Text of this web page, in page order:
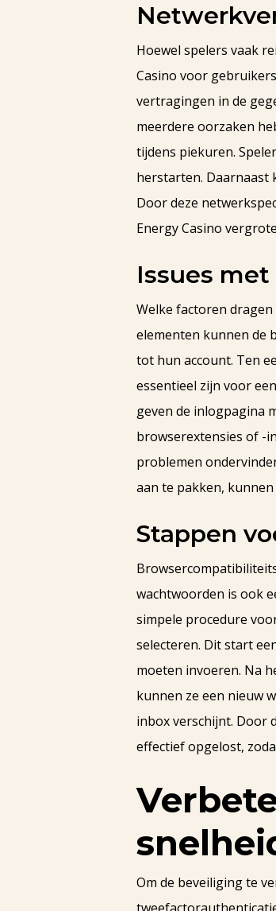
Hoewel spelers vaak
Casino voor
vertragingen in de
meerdere oorzaken
tijdens piekuren.
herstarten. Daarnaast
Door deze
Energy Casino
Issues
Welke factoren
elementen kunnen de
tot hun account. Ten
essentieel zijn voor
geven de inlogpagina
browserextensies of -
problemen
aan te pakken,
Stappen
wachtwoorden is ook
simpele procedure
selecteren. Dit start
moeten invoeren. Na
kunnen ze een nieuw
inbox verschijnt. Door
effectief opgelost,
Om de beveiliging te